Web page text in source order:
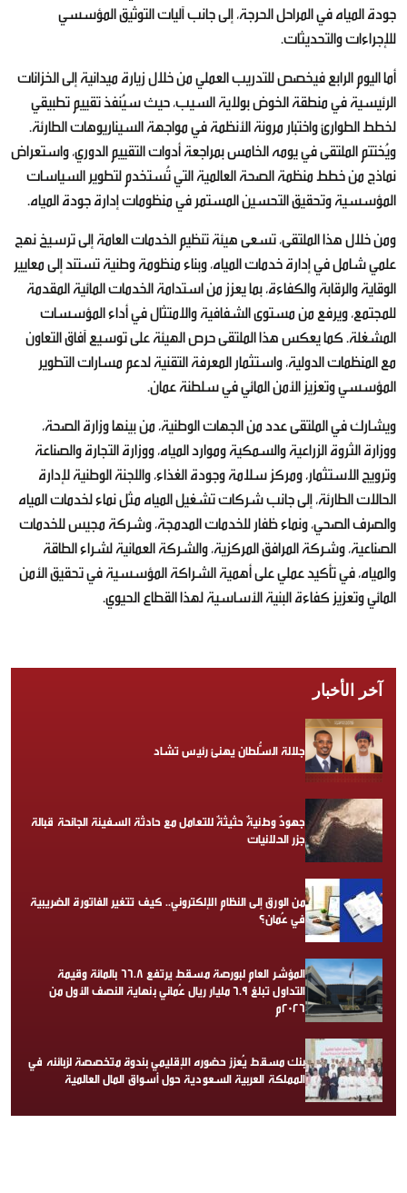
جودة المياه في المراحل الحرجة، إلى جانب آليات التوثيق المؤسسي
للإجراءات والتحديثات.
أما اليوم الرابع فيخصص للتدريب العملي من خلال زيارة ميدانية إلى الخزانات
الرئيسية في منطقة الخوض بولاية السيب، حيث سيُنفذ تقييم تطبيقي
لخطط الطوارئ واختبار مرونة الأنظمة في مواجهة السيناريوهات الطارئة.
ويُختتم الملتقى في يومه الخامس بمراجعة أدوات التقييم الدوري، واستعراض
نماذج من خطط منظمة الصحة العالمية التي تُستخدم لتطوير السياسات
المؤسسية وتحقيق التحسين المستمر في منظومات إدارة جودة المياه.
ومن خلال هذا الملتقى، تسعى هيئة تنظيم الخدمات العامة إلى ترسيخ نهج
علمي شامل في إدارة خدمات المياه، وبناء منظومة وطنية تستند إلى معايير
الوقاية والرقابة والكفاءة، بما يعزز من استدامة الخدمات المائية المقدمة
للمجتمع، ويرفع من مستوى الشفافية والامتثال في أداء المؤسسات
المشغلة. كما يعكس هذا الملتقى حرص الهيئة على توسيع آفاق التعاون
مع المنظمات الدولية، واستثمار المعرفة التقنية لدعم مسارات التطوير
المؤسسي وتعزيز الأمن المائي في سلطنة عمان.
ويشارك في الملتقى عدد من الجهات الوطنية، من بينها وزارة الصحة،
ووزارة الثروة الزراعية والسمكية وموارد المياه، ووزارة التجارة والصناعة
وترويج الاستثمار، ومركز سلامة وجودة الغذاء، واللجنة الوطنية لإدارة
الحالات الطارئة، إلى جانب شركات تشغيل المياه مثل نماء لخدمات المياه
والصرف الصحي، ونماء ظفار للخدمات المدمجة، وشركة مجيس للخدمات
الصناعية، وشركة المرافق المركزية، والشركة العمانية لشراء الطاقة
والمياه، في تأكيد عملي على أهمية الشراكة المؤسسية في تحقيق الأمن
المائي وتعزيز كفاءة البنية الأساسية لهذا القطاع الحيوي.
آخر الأخبار
جلالة السُّلطان يهنئ رئيس تشاد
جهودٌ وطنيةٌ حثيثةٌ للتعامل مع حادثة السفينة الجانحة قبالة
جزر الحلانيات
من الورق إلى النظام الإلكتروني.. كيف تتغير الفاتورة الضريبية
في عُمان؟
المؤشر العام لبورصة مسقط يرتفع 66.8 بالمائة وقيمة
التداول تبلغ 6.9 مليار ريال عُماني بنهاية النصف الأول من
2026م
بنك مسقط يُعزز حضوره الإقليمي بندوة متخصصة لزبائنه في
المملكة العربية السعودية حول أسواق المال العالمية